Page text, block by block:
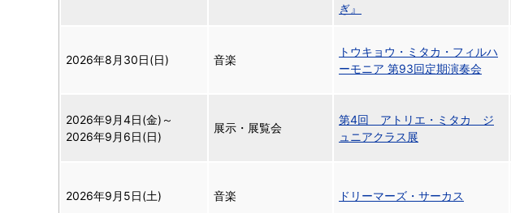
ぎ』
2026年8月30日(日) 音楽
トウキョウ・ミタカ・フィルハ
ーモニア 第93回定期演奏会
2026年9月4日(金) ～
2026年9月6日(日)
展示・展覧会
第4回 アトリエ・ミタカ ジ
ュニアクラス展
2026年9月5日(土) 音楽 ドリーマーズ・サーカス